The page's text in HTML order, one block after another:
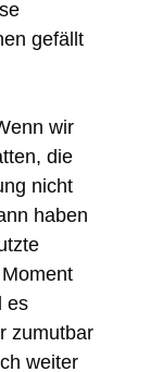
gefällt
wir
die
nicht
haben
es
zumutbar
weiter